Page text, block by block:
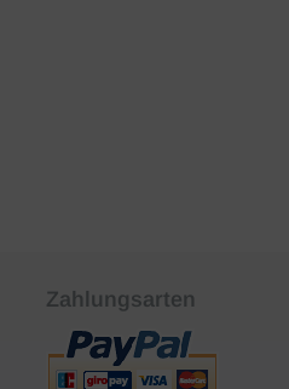
Zahlungsarten